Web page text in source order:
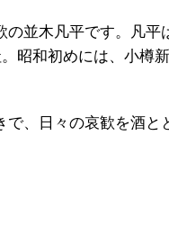
並木凡平です。凡平
和初めには、小樽新
、日々の哀歓を酒と